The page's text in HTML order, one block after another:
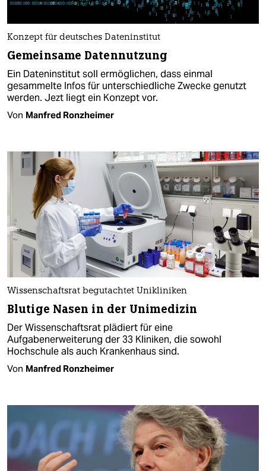
Konzept für deutsches Dateninstitut
Gemeinsame Datennutzung
Ein Dateninstitut soll ermöglichen, dass einmal
gesammelte Infos für unterschiedliche Zwecke genutzt
werden. Jezt liegt ein Konzept vor.
Von Manfred Ronzheimer
Wissenschaftsrat begutachtet Unikliniken
Blutige Nasen in der Unimedizin
Der Wissenschaftsrat plädiert für eine
Aufgabenerweiterung der 33 Kliniken, die sowohl
Hochschule als auch Krankenhaus sind.
Von Manfred Ronzheimer